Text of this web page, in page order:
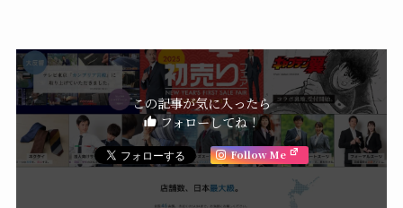
この記事が気に入ったら
フォローしてね！
Follow Me